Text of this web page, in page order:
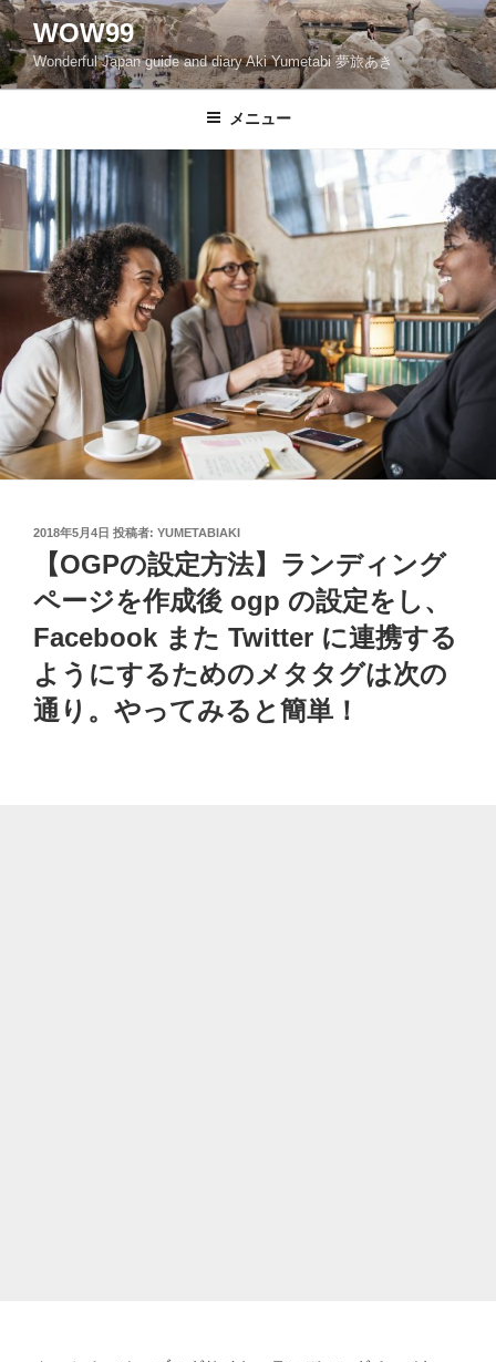
コ
ン
テ
ン
へ
ス
ッ
WOW99
Wonderful Japan guide and diary Aki Yumetabi 夢旅あき
メニュー
投
2018年5月4日 投稿者: YUMETABIAKI
【OGPの設定方法】ランディング
ページを作成後 ogp の設定をし、
Facebook また Twitter に連携する
ようにするためのメタタグは次の
通り。やってみると簡単！